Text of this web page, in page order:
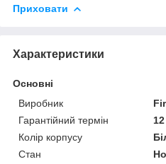
Приховати
Характеристики
Основні
Виробник
Гарантійний термін
Колір корпусу
Стан